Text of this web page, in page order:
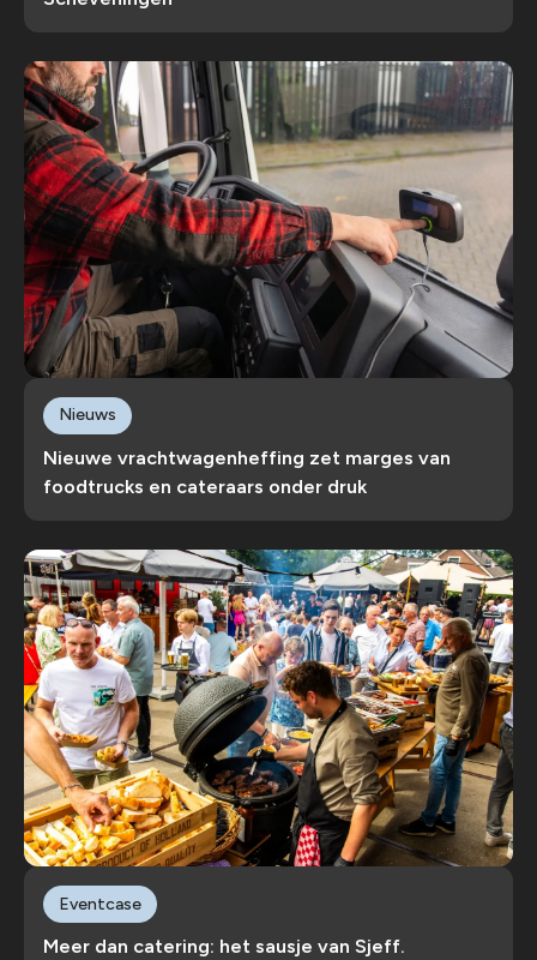
Nieuwe vrachtwagenheffing zet marges van
foodtrucks en cateraars onder druk
Nieuws
Meer dan catering: het sausje van Sjeff.
Eventcase